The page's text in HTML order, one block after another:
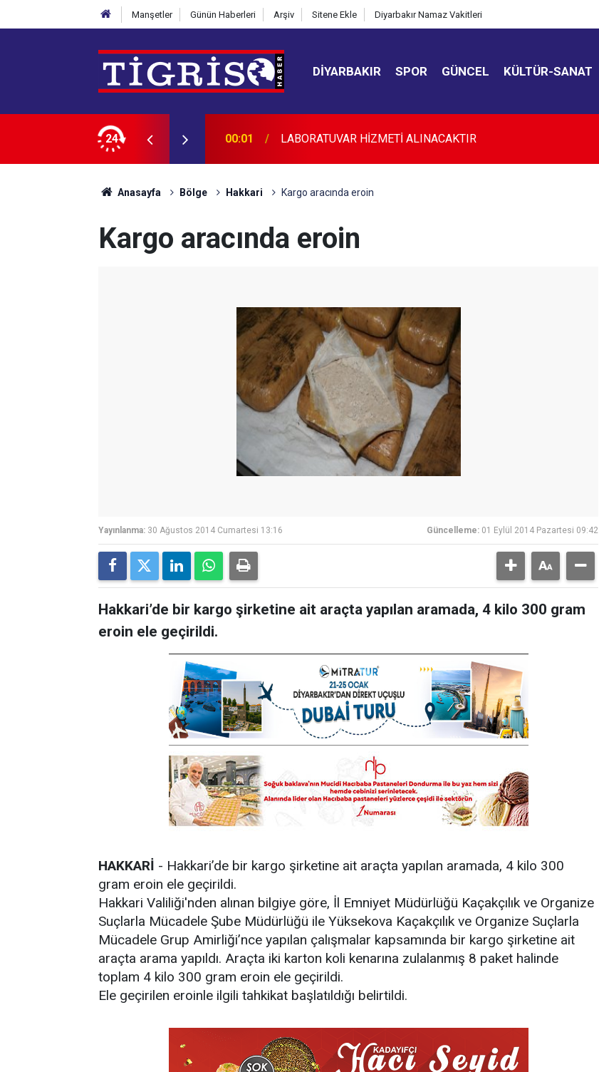
Manşetler Günün Haberleri Arşiv Sitene Ekle Diyarbakır Namaz Vakitleri
DIYARBAKIR SPOR GÜNCEL KÜLTÜR-SANAT
24 23:45 Diyarbakır’da düğün salonunda kavga: 5 yaralı
Anasayfa Bölge Hakkari Kargo aracında eroin
Kargo aracında eroin
Yayınlanma: 30 Ağustos 2014 Cumartesi 13:16 Güncelleme: 01 Eylül 2014 Pazartesi 09:42
Hakkari’de bir kargo şirketine ait araçta yapılan aramada, 4 kilo 300 gram
eroin ele geçirildi.
HAKKARİ - Hakkari’de bir kargo şirketine ait araçta yapılan aramada, 4 kilo 300
gram eroin ele geçirildi.
Hakkari Valiliği'nden alınan bilgiye göre, İl Emniyet Müdürlüğü Kaçakçılık ve Organize
Suçlarla Mücadele Şube Müdürlüğü ile Yüksekova Kaçakçılık ve Organize Suçlarla
Mücadele Grup Amirliği’nce yapılan çalışmalar kapsamında bir kargo şirketine ait
araçta arama yapıldı. Araçta iki karton koli kenarına zulalanmış 8 paket halinde
toplam 4 kilo 300 gram eroin ele geçirildi.
Ele geçirilen eroinle ilgili tahkikat başlatıldığı belirtildi.